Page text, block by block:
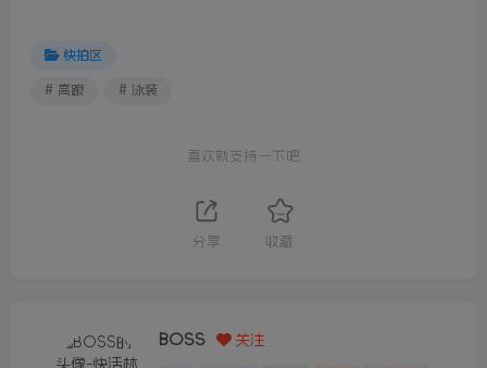
快拍区
# 高跟 # 泳装
喜欢就支持一下吧
分享 收藏
BOSS 关注